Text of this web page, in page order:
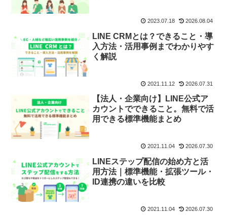
2023.07.18 2026.08.04
LINE CRMとは？できること・導
入方法・活用事例までわかりやす
く解説
2021.11.12 2026.07.31
【法人・企業向け】LINE公式ア
カウントでできること。無料で活
用できる標準機能まとめ
2021.11.04 2026.07.30
LINEステップ配信の始め方と活
用方法｜標準機能・拡張ツール・
ID連携の違いを比較
2021.11.04 2026.07.30